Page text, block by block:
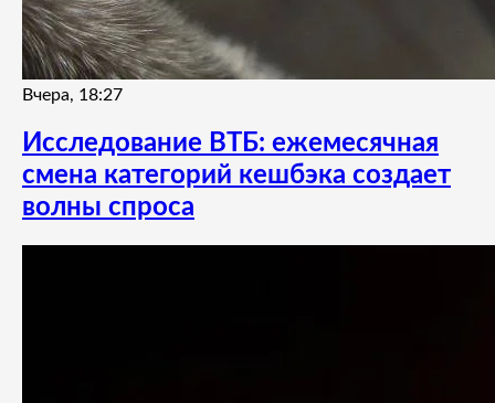
Вчера, 18:27
Исследование ВТБ: ежемесячная
смена категорий кешбэка создает
волны спроса